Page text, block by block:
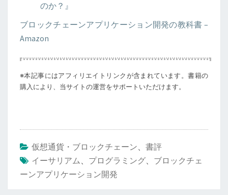
のか？』
ブロックチェーンアプリケーション開発の教科書 –
Amazon
※本記事にはアフィリエイトリンクが含まれています。書籍の
購入により、当サイトの運営をサポートいただけます。
仮想通貨・ブロックチェーン
書評
イーサリアム
プログラミング
ブロックチェ
ーンアプリケーション開発